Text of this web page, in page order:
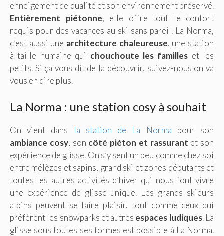
enneigement de qualité et son environnement préservé.
Entièrement piétonne, elle offre tout le confort
requis pour des vacances au ski sans pareil. La Norma,
c’est aussi une architecture chaleureuse, une station
à taille humaine qui chouchoute les familles et les
petits. Si ça vous dit de la découvrir, suivez-nous on va
vous en dire plus.
La Norma : une station cosy à souhait
On vient dans la station de La Norma pour son
ambiance cosy, son côté piéton et rassurant et son
expérience de glisse. On s’y sent un peu comme chez soi
entre mélèzes et sapins, grand ski et zones débutants et
toutes les autres activités d’hiver qui nous font vivre
une expérience de glisse unique. Les grands skieurs
alpins peuvent se faire plaisir, tout comme ceux qui
préfèrent les snowparks et autres espaces ludiques. La
glisse sous toutes ses formes est possible à La Norma.